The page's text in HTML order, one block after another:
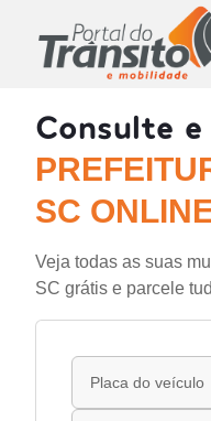
Consulte e
SC
Veja todas as suas
SC grátis e parcele